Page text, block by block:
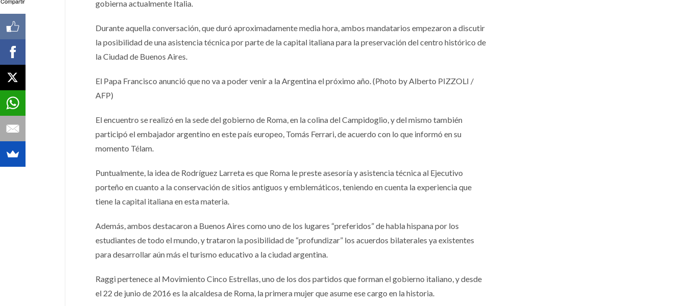
gobierna actualmente Italia.
Durante aquella conversación, que duró aproximadamente media hora, ambos mandatarios empezaron a discutir
la posibilidad de una asistencia técnica por parte de la capital italiana para la preservación del centro histórico de
la Ciudad de Buenos Aires.
El Papa Francisco anunció que no va a poder venir a la Argentina el próximo año. (Photo by Alberto PIZZOLI /
AFP)
El encuentro se realizó en la sede del gobierno de Roma, en la colina del Campidoglio, y del mismo también
participó el embajador argentino en este país europeo, Tomás Ferrari, de acuerdo con lo que informó en su
momento Télam.
Puntualmente, la idea de Rodríguez Larreta es que Roma le preste asesoría y asistencia técnica al Ejecutivo
porteño en cuanto a la conservación de sitios antiguos y emblemáticos, teniendo en cuenta la experiencia que
tiene la capital italiana en esta materia.
Además, ambos destacaron a Buenos Aires como uno de los lugares “preferidos” de habla hispana por los
estudiantes de todo el mundo, y trataron la posibilidad de “profundizar” los acuerdos bilaterales ya existentes
para desarrollar aún más el turismo educativo a la ciudad argentina.
Raggi pertenece al Movimiento Cinco Estrellas, uno de los dos partidos que forman el gobierno italiano, y desde
el 22 de junio de 2016 es la alcaldesa de Roma, la primera mujer que asume ese cargo en la historia.